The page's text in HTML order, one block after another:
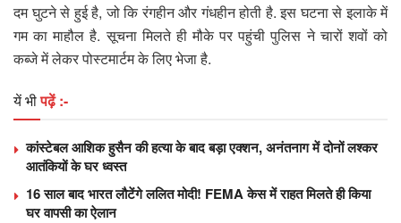
दम घुटने से हुई है, जो कि रंगहीन और गंधहीन होती है. इस घटना से इलाके में
गम का माहौल है. सूचना मिलते ही मौके पर पहुंची पुलिस ने चारों शवों को
कब्जे में लेकर पोस्टमार्टम के लिए भेजा है.
यें भीपढ़ें :-
कांस्टेबल आशिक हुसैन की हत्या के बाद बड़ा एक्शन, अनंतनाग में दोनों लश्कर
आतंकियों के घर ध्वस्त
16 साल बाद भारत लौटेंगे ललित मोदी! FEMA केस में राहत मिलते ही किया
घर वापसी का ऐलान